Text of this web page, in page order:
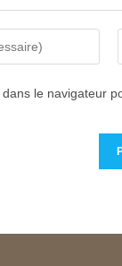
le navigateur